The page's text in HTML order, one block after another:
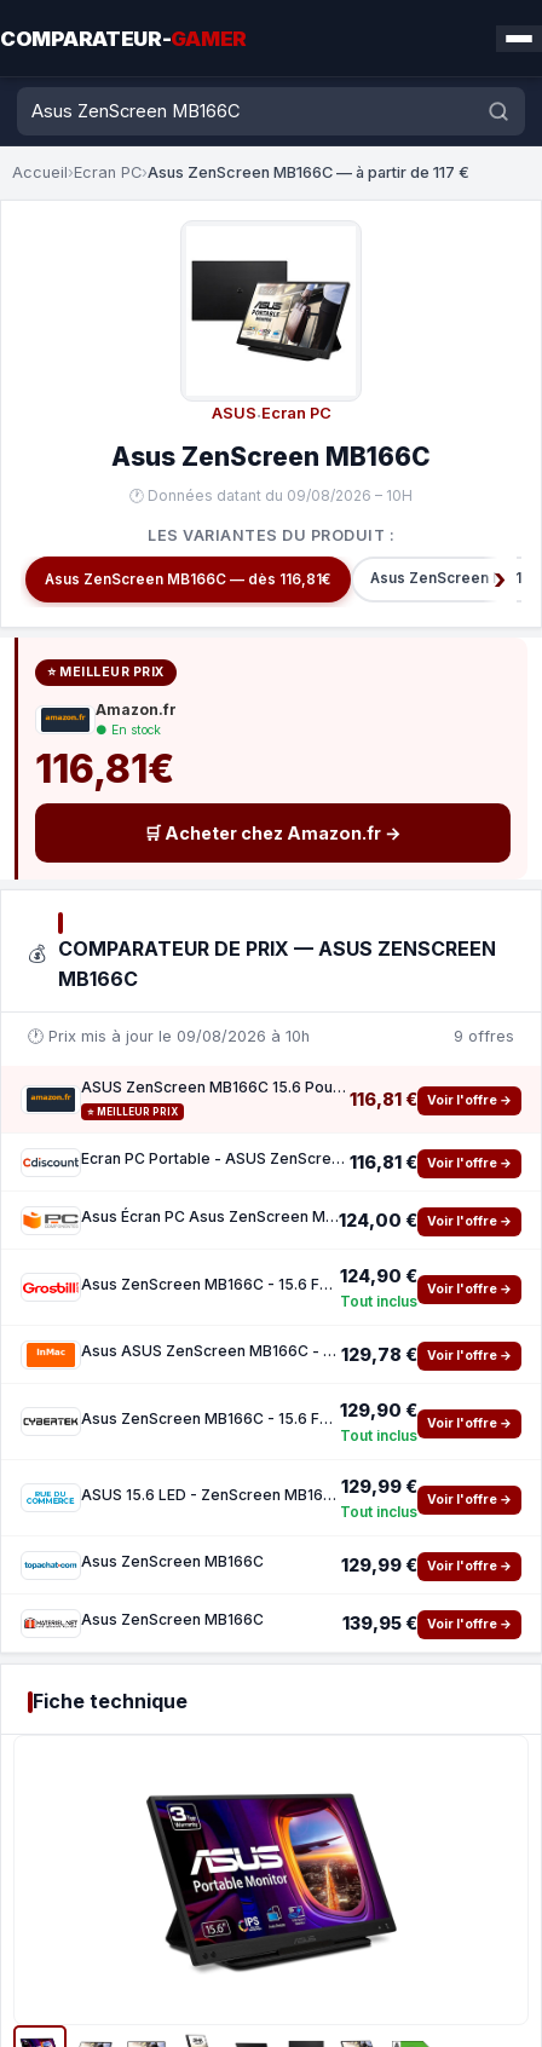
COMPARATEUR-GAMER
Accueil›Ecran PC›Asus ZenScreen MB166C — à partir de 117 €
ASUS·Ecran PC
Asus ZenScreen MB166C
🕐 Données datant du 09/08/2026 – 10H
LES VARIANTES DU PRODUIT :
Asus ZenScreen MB166C — dès 116,81€ Asus ZenScreen
⭐ MEILLEUR PRIX
Amazon.fr
● En stock
116,81€
🛒 Acheter chez Amazon.fr →
💰 COMPARATEUR DE PRIX — ASUS ZENSCREEN
MB166C
🕐 Prix mis à jour le 09/08/2026 à 10h 9 offres
ASUS ZenScreen MB166C 15.6 Pouces Écran Portable
⭐ MEILLEUR PRIX
116,81 € Voir l'offre →
Ecran PC Portable - ASUS ZenScreen - 15.6 - FHD - 60Hz - IPS - 5ms - USB Type-C - MB166C 116,81 € Voir l'offre →
Asus Écran PC Asus ZenScreen MB166C 15.6 Full HD 60Hz IPS USB-C 5ms124,00 € Voir l'offre →
Asus ZenScreen MB166C - 15.6 FHD IPS 60Hz 5ms USB-C 124,90 €
Tout inclus
Voir l'offre →
Asus ASUS ZenScreen MB166C - ecran LED - Full HD (1080p) - 15.6 129,78 € Voir l'offre →
Asus ZenScreen MB166C - 15.6 FHD IPS 60Hz 5ms USB-C 129,90 €
Tout inclus
Voir l'offre →
ASUS 15.6 LED - ZenScreen MB166C 129,99 €
Tout inclus
Voir l'offre →
Asus ZenScreen MB166C 129,99 € Voir l'offre →
Asus ZenScreen MB166C 139,95 € Voir l'offre →
Fiche technique